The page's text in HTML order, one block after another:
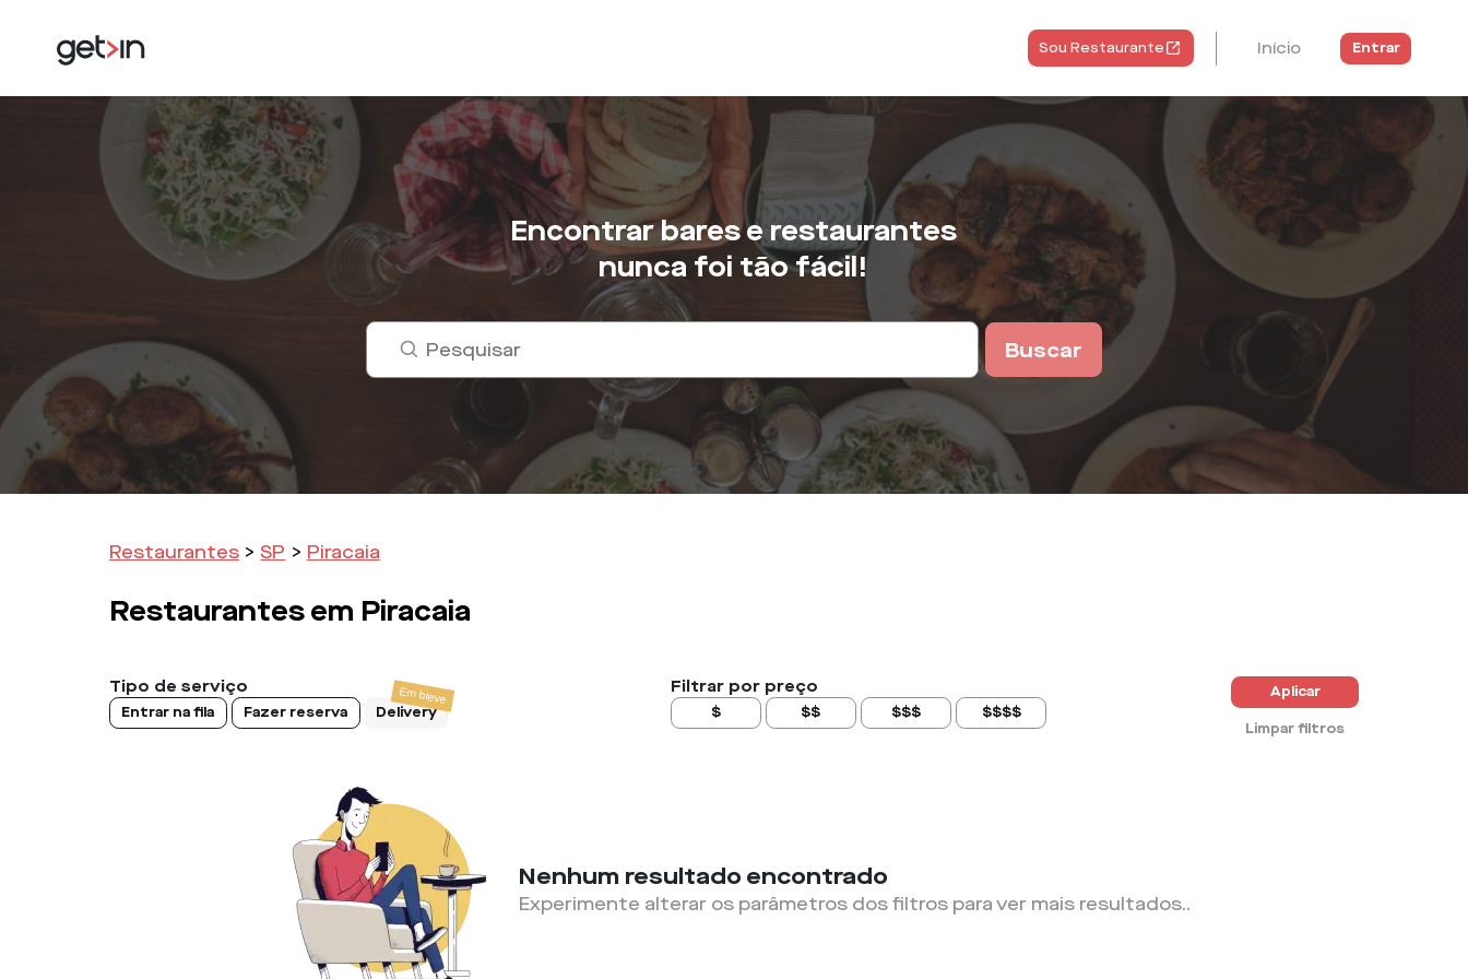
Sou Restaurante Início Entrar
Encontrar bares e restaurantes
nunca foi tão fácil!
Buscar
Restaurantes > SP > Piracaia
Restaurantes em Piracaia
Tipo de serviço
Entrar na fila Fazer reserva Delivery
Filtrar por preço
$ $$ $$$ $$$$
Aplicar
Limpar filtros
Nenhum resultado encontrado
Experimente alterar os parâmetros dos filtros para ver mais resultados..